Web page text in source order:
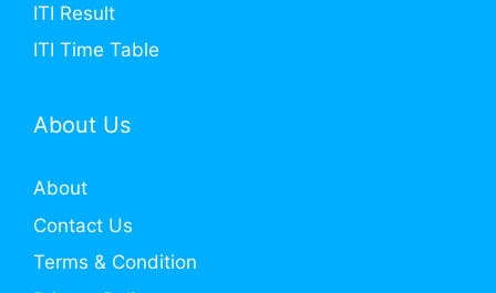
ITI Result
ITI Time Table
About Us
About
Contact Us
Terms & Condition